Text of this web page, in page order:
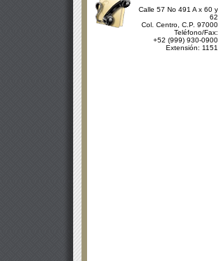
Calle 57 No 491 A x 60 y
62
Col. Centro, C.P. 97000
Teléfono/Fax:
+52 (999) 930-0900
Extensión: 1151